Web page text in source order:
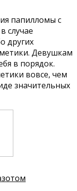
папилломы с
случае
других
Девушкам
в порядок.
вовсе, чем
значительных